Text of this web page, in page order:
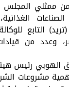
ممثلي المجلس
الصناعات
التابع
وعدد من
الهوبي رئيس
مشروعات